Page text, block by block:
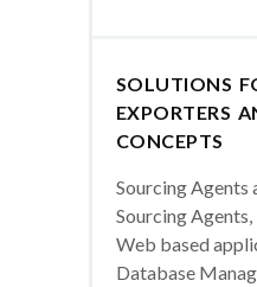
SOLUTIONS
EXPORTERS
CONCEPTS
Sourcing Agents
Sourcing
Web based
Database